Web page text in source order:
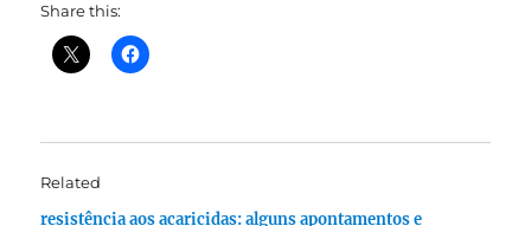
Share this:
Related
resistência aos acaricidas: alguns apontamentos e